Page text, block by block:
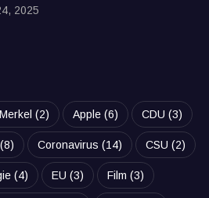
2025
(2) Apple (6) CDU (3)
(8) Coronavirus (14) CSU (2)
(4) EU (3) Film (3)